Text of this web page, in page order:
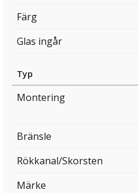
Färg
Glas ingår
Typ
Montering
Bränsle
Rökkanal/Skorsten
Märke